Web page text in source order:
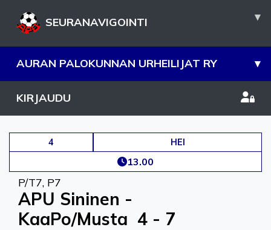
SEURANAVIGOINTI ▾
AURAN PALOKUNNAN URHEILIJAT RY ▾
KIRJAUDU
4 HEI
13.00
P/T7, P7
APU Sininen -
KaaPo/Musta 4 - 7